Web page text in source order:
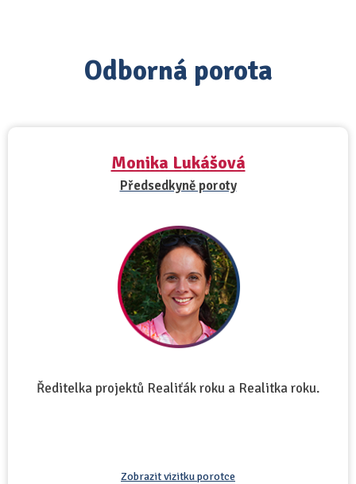
Odborná porota
Monika Lukášová
Předsedkyně poroty
Ředitelka projektů Realiťák roku a Realitka roku.
Zobrazit vizitku porotce